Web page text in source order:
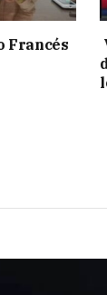
Francés